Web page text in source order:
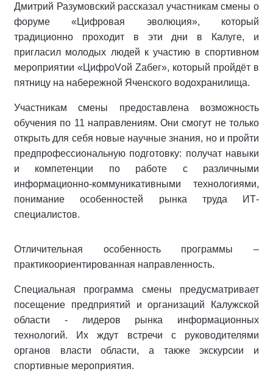
Дмитрий Разумовский рассказал участникам смены о
форуме «Цифровая эволюция», который
традиционно проходит в эти дни в Калуге, и
пригласил молодых людей к участию в спортивном
мероприятии «ЦифроVой Zабег», который пройдёт в
пятницу на набережной Яченского водохранилища.
Участникам смены предоставлена возможность
обучения по 11 направлениям. Они смогут не только
открыть для себя новые научные знания, но и пройти
предпрофессиональную подготовку: получат навыки
и компетенции по работе с различными
информационно-коммуникативными технологиями,
понимание особенностей рынка труда ИТ-
специалистов.
Отличительная особенность программы –
практикоориентированная направленность.
Специальная программа смены предусматривает
посещение предприятий и организаций Калужской
области - лидеров рынка информационных
технологий. Их ждут встречи с руководителями
органов власти области, а также экскурсии и
спортивные мероприятия.